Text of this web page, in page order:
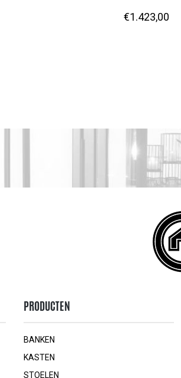
€1.423,00
PRODUCTEN
BANKEN
KASTEN
STOELEN